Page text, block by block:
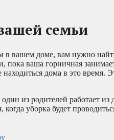
семьи
в вашем доме, вам нужно
ваша горничная
дома в это время.
из родителей работает из
уборка будет